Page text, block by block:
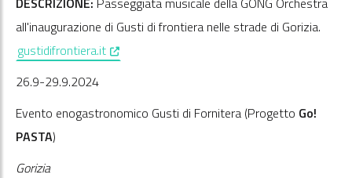
all'inaugurazione di Gusti di frontiera nelle strade di Gorizia.
gustidifrontiera.it, opens in a new window
26.9-29.9.2024
Evento enogastronomico Gusti di Fornitera (Progetto Go!
PASTA)
Gorizia